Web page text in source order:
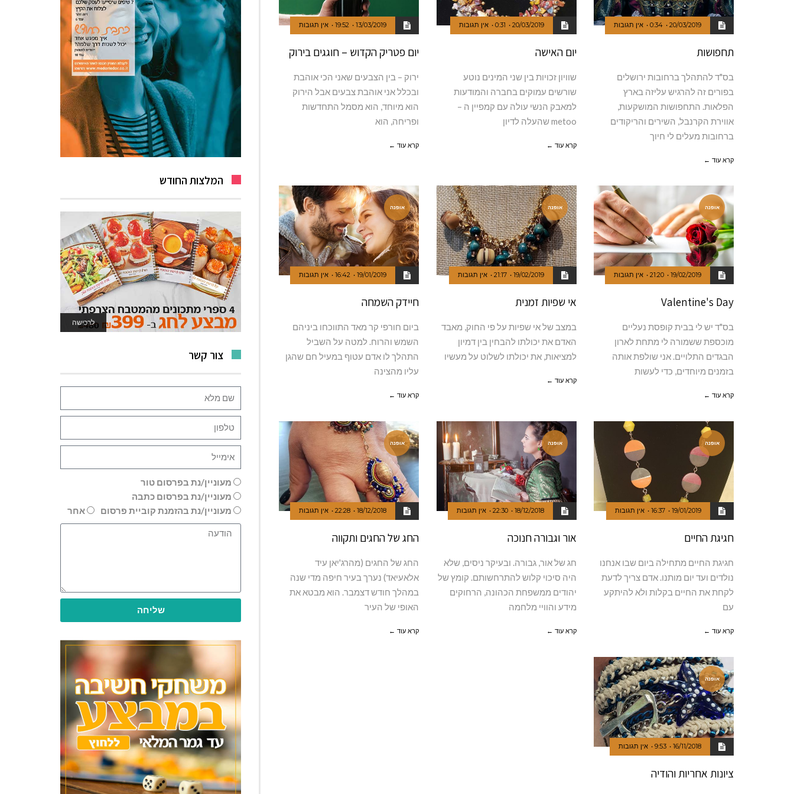
20/03/2019
0:34 אין תגובות
תחפושות
בס"ד להתהלך ברחובות ירושלים
בפורים זה להרגיש עליזה בארץ
הפלאות. התחפושות המושקעות,
אווירת הקרנבל, השירים והריקודים
ברחובות מעלים לי חיוך
קרא עוד ←
20/03/2019
0:31 אין תגובות
יום האישה
שוויון זכויות בין שני המינים נוטע
שורשים עמוקים בחברה והמודעות
למאבק הנשי עולה עם קמפיין ה –
metoo שהעלה לדיון
קרא עוד ←
13/03/2019
19:52 אין תגובות
יום פטריק הקדוש – חוגגים בירוק
ירוק – בין הצבעים שאני הכי אוהבת
ובכלל אני אוהבת צבעים אבל הירוק
הוא מיוחד, הוא מסמל התחדשות
ופריחה, הוא
קרא עוד ←
אופנה
19/02/2019
21:20 אין תגובות
Valentine's Day
בס"ד יש לי בבית קופסת נעליים
מוכספת ששמורה לי מתחת לארון
הבגדים התלויים. אני שולפת אותה
בזמנים מיוחדים, כדי לעשות
קרא עוד ←
אופנה
19/02/2019
21:17 אין תגובות
אי שפיות זמנית
במצב של אי שפיות על פי החוק, מאבד
האדם את יכולתו להבחין בין דמיון
למציאות, את יכולתו לשלוט על מעשיו
קרא עוד ←
אופנה
19/01/2019
16:42 אין תגובות
חיידק השמחה
ביום חורפי קר מאד התווכחו ביניהם
השמש והרוח. למטה על השביל
התהלך לו אדם עטוף במעיל חם שהגן
עליו מהצינה
קרא עוד ←
אופנה
19/01/2019
16:37 אין תגובות
חגיגת החיים
חגיגת החיים מתחילה ביום שבו אנחנו
נולדים ועד יום מותנו. אדם צריך לדעת
לקחת את החיים בקלות ולא להיתקע
עם
קרא עוד ←
אופנה
18/12/2018
22:30 אין תגובות
אור וגבורה חנוכה
חג של אור, גבורה. ובעיקר ניסים, שלא
היה סיכוי קלוש להתרחשותם. קומץ של
יהודים ממשפחת הכהונה, הרחוקים
מידע והוויי מלחמה
קרא עוד ←
אופנה
18/12/2018
22:28 אין תגובות
החג של החגים ותקווה
החג של החגים (מהרג'יאן עיד
אלאעיאד) נערך בעיר חיפה מדי שנה
במהלך חודש דצמבר. הוא מבטא את
האופי של העיר
קרא עוד ←
אופנה
16/11/2018
9:53 אין תגובות
ציונות אחריות והודיה
המלצות החודש
לרכישה
לאתר המשחקים
צור קשר
מעוניין/נת בפרסום טור
מעוניין/נת בפרסום כתבה
מעוניין/נת בהזמנת קוביית פרסום
אחר
שליחה